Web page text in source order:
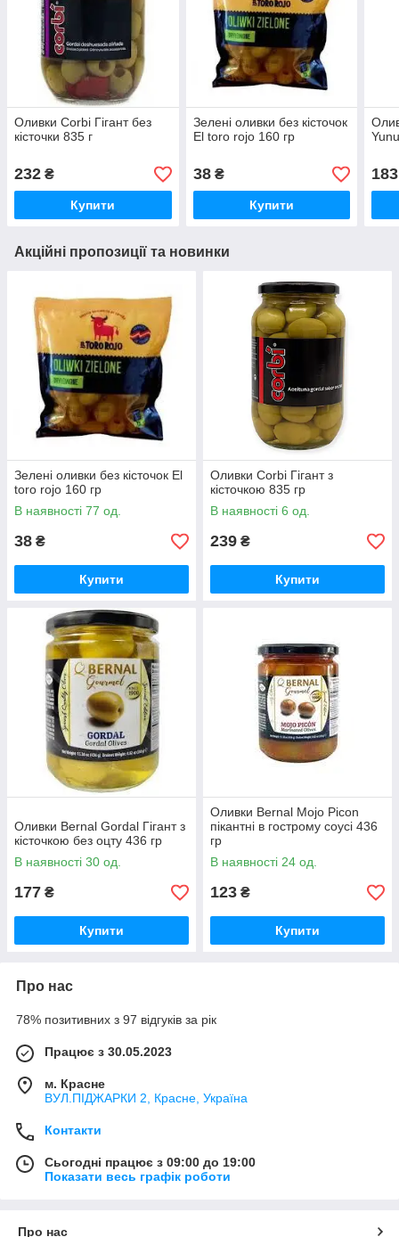
Оливки Corbi Гігант без
кісточки 835 г
232 ₴
Купити
Зелені оливки без кісточок
El toro rojo 160 гр
38₴
Купити
183
Акційні пропозиції та новинки
Зелені оливки без кісточок El
toro rojo 160 гр
В наявності 77 од.
38 ₴
Купити
Оливки Corbi Гігант з
кісточкою 835 гр
В наявності 6 од.
239 ₴
Купити
Оливки Bernal Gordal Гігант з
кісточкою без оцту 436 гр
В наявності 30 од.
177 ₴
Купити
Оливки Bernal Mojo Picon
пікантні в гострому соусі 436
гр
В наявності 24 од.
123 ₴
Купити
Про нас
78% позитивних з 97 відгуків за рік
Працює з 30.05.2023
м. Красне
ВУЛ.ПІДЖАРКИ 2, Красне, Україна
Контакти
Сьогодні працює з 09:00 до 19:00
Показати весь графік роботи
Про нас